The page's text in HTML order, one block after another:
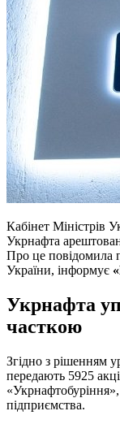
Кабінет Міністрів
Укрнафта
Про це повідомила
України, інформує
Укрнафта
часткою
Згідно з рішенням
передають 5925
підприємства.